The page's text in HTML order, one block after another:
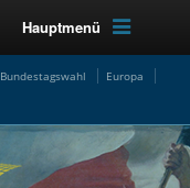
Hauptmenü
Bundestagswahl
Europa